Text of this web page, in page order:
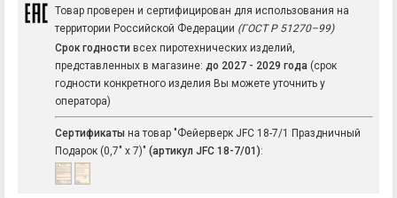
Товар проверен и сертифицирован для использования на
территории Российской Федерации (ГОСТ Р 51270–99)
Срок годности всех пиротехнических изделий,
представленных в магазине: до 2027 - 2029 года (срок
годности конкретного изделия Вы можете уточнить у
оператора)
Сертификаты на товар "Фейерверк JFС 18-7/1 Праздничный
Подарок (0,7" х 7)" (артикул JFС 18-7/01):